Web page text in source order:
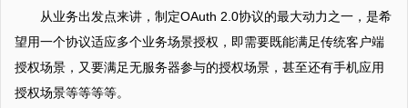
从业务出发点来讲，制定OAuth 2.0协议的最大动力之一，是希
望用一个协议适应多个业务场景授权，即需要既能满足传统客户端
授权场景，又要满足无服务器参与的授权场景，甚至还有手机应用
授权场景等等等等。